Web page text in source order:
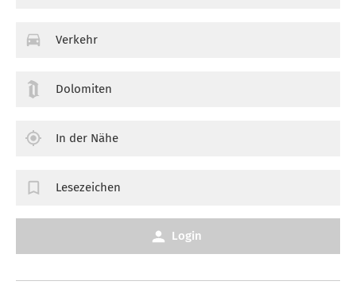
Verkehr
Dolomiten
In der Nähe
Lesezeichen
Login